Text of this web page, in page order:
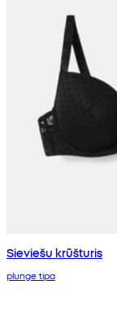
Sieviešu krūšturis
plunge tipa